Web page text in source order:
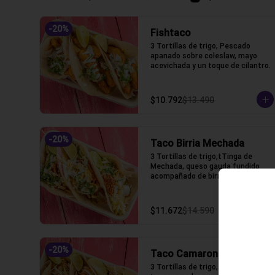
-20% Fishtaco
3 Tortillas de trigo, Pescado
apanado sobre coleslaw, mayo
acevichada y un toque de cilantro.
$10.792$13.490
-20% Taco Birria Mechada
3 Tortillas de trigo,tTinga de
Mechada, queso gauda fundido
acompañado de birria
$11.672$14.590
-20% Taco Camaron Tempura
3 Tortillas de trigo, camarón